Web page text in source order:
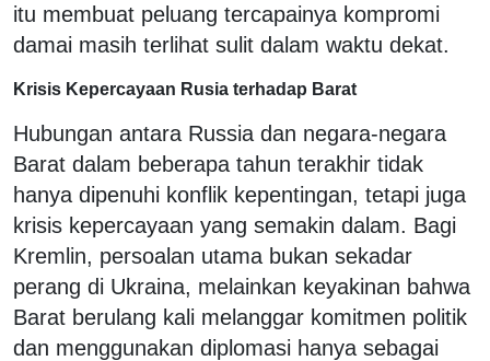
itu membuat peluang tercapainya kompromi
damai masih terlihat sulit dalam waktu dekat.
Krisis Kepercayaan Rusia terhadap Barat
Hubungan antara Russia dan negara-negara
Barat dalam beberapa tahun terakhir tidak
hanya dipenuhi konflik kepentingan, tetapi juga
krisis kepercayaan yang semakin dalam. Bagi
Kremlin, persoalan utama bukan sekadar
perang di Ukraina, melainkan keyakinan bahwa
Barat berulang kali melanggar komitmen politik
dan menggunakan diplomasi hanya sebagai